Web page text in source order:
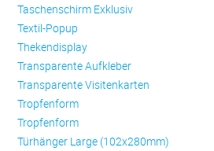
Taschenschirm Exklusiv
Textil-Popup
Thekendisplay
Transparente Aufkleber
Transparente Visitenkarten
Trop­fen­form
Trop­fen­form
Türhänger Large (102x280mm)